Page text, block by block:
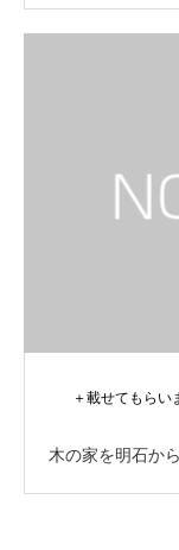
＋載せてもらい
木の家を明石か